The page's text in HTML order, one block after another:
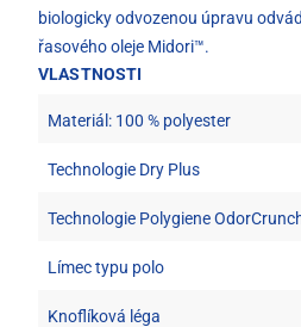
biologicky odvozenou úpravu
řasového oleje Midori™.
VLASTNOSTI
Materiál: 100 % polyester
Technologie Dry Plus
Technologie Polygiene
Límec typu polo
Knoflíková léga